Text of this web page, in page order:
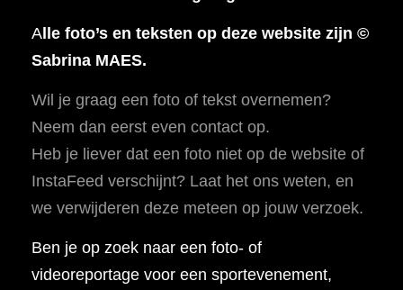
Alle foto’s en teksten op deze website zijn ©
Sabrina MAES.
Wil je graag een foto of tekst overnemen?
Neem dan eerst even contact op.
Heb je liever dat een foto niet op de website of
InstaFeed verschijnt? Laat het ons weten, en
we verwijderen deze meteen op jouw verzoek.
Ben je op zoek naar een foto- of
videoreportage voor een sportevenement,